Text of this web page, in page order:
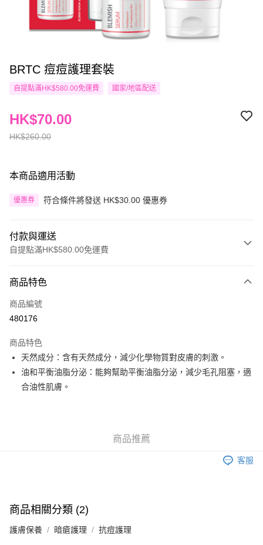
BRTC 痘痘護理套裝
自提點滿HK$580.00免運費 國家/地區配送
HK$260.00
HK$70.00
本商品適用活動
優惠券 符合條件將發送 HK$30.00 優惠券
付款與運送
自提點滿HK$580.00免運費
信用卡
Apple Pay
AlipayHK
PayMe
eshop@colourmix-cosmetics.com** **我們不會處理沒有提供存款單據的訂
每筆HK$30.00，滿HK$580.00或以上免運費
商品特色
商品編號
480176
商品特色
天然成分：含有天然成分，減少化學物質對皮膚的刺激。
油和平衡油脂分泌：能夠幫助平衡油脂分泌，減少毛孔阻塞，適
合油性肌膚。
商品推薦
客服
商品相關分類 (2)
護膚保養 暗瘡護理 抗痘護理